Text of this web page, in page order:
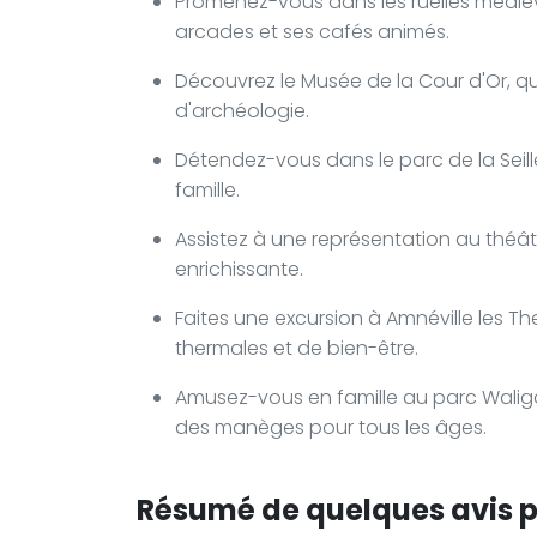
arcades et ses cafés animés.
Découvrez le Musée de la Cour d'Or,
d'archéologie.
Détendez-vous dans le parc de la
famille.
Assistez à une représentation au
enrichissante.
Faites une excursion à Amnéville les
thermales et de bien-être.
Amusez-vous en famille au parc
des manèges pour tous les âges.
Résumé de quelques avis